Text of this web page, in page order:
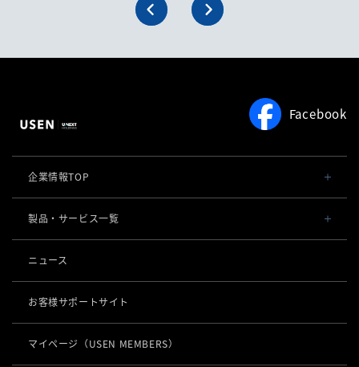
Facebook
企業情報TOP
会社概要・役員一覧
社長メッセージ
事業所一覧
製品・サービス一覧
POSレジ 他
USENセルフレジ
オーダーシステム
USEN ハンディ
キャッシュレス決済
導入事例
ニュース
お客様サポートサイト
マイページ （USEN MEMBERS）